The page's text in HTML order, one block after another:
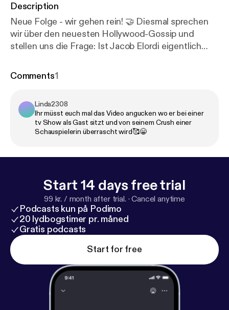
Description
Neue Folge - wir gehen rein! 🤝 Diesmal sprechen
wir über den neuesten Hollywood-Gossip und
stellen uns die Frage: Ist Jacob Elordi eigentlich
viel größeren Thema: Stecken wir Menschen zu
manchmal wirklich Gold wert ist. ✨ Schaut gerne
auf TikTok vorbei! tiktok.com/@littlemoonsmochi [
tp://tiktok.com/@littlemoonsmochi
[kaffemitzitrone@arc.studio]. Business /
megaphone.fm/organizations/96842048-5307-11e
e-b1c6-6f3ced208713/podcasts/partnerships@arc.
studio] Presse / PR &
Inhalt: ⁠⁠kaffeemitzitrone@arc.studio⁠⁠
ffeemitzitrone_podcast
] findest Du alle Infos, Links
& Rabatte zum Podcast. Folge Kaffee mit Zitrone
auf ⁠⁠⁠⁠⁠⁠⁠⁠⁠⁠⁠⁠⁠⁠⁠⁠⁠⁠⁠⁠⁠⁠⁠⁠TikTok⁠⁠⁠⁠⁠⁠⁠⁠⁠⁠⁠⁠⁠⁠⁠⁠⁠⁠⁠⁠⁠⁠⁠⁠ [https://www.tiktok.com/@kaffeemitzitron
e_podcast?lang=de-DE
] und ⁠⁠⁠⁠⁠⁠⁠⁠⁠⁠⁠⁠⁠⁠⁠⁠⁠⁠⁠⁠⁠⁠⁠⁠Instagram⁠⁠⁠⁠⁠⁠⁠⁠⁠⁠⁠⁠⁠⁠⁠⁠⁠⁠⁠⁠⁠⁠⁠⁠ [https://ww
w.instagram.com/kaffeemitzitrone/?hl=de], um
Comments1
Linda2308
Ihr müsst euch mal das Video angucken wo er bei einer
tv Show als Gast sitzt und von seinem Crush einer
Schauspielerin überrascht wird🥰😁
Start 14 days free trial
99 kr. / month after trial. ·Cancel anytime
Podcasts kun på Podimo
20 lydbogstimer pr. måned
Gratis podcasts
Start for free